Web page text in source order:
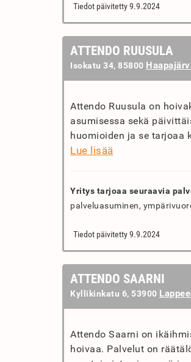
Tiedot päivitetty 9.9.2024
ATTENDO RUUSULA
Isokatu 34, 85800
Attendo Ruusula on
asumisessa sekä
huomioiden ja se tarjoaa
Lue lisää
Yritys tarjoaa seuraavia
palveluasuminen,
Tiedot päivitetty 9.9.2024
ATTENDO SAARNI
Kyllikinkatu 6, 53900
Attendo Saarni on
hoivaa. Palvelut on